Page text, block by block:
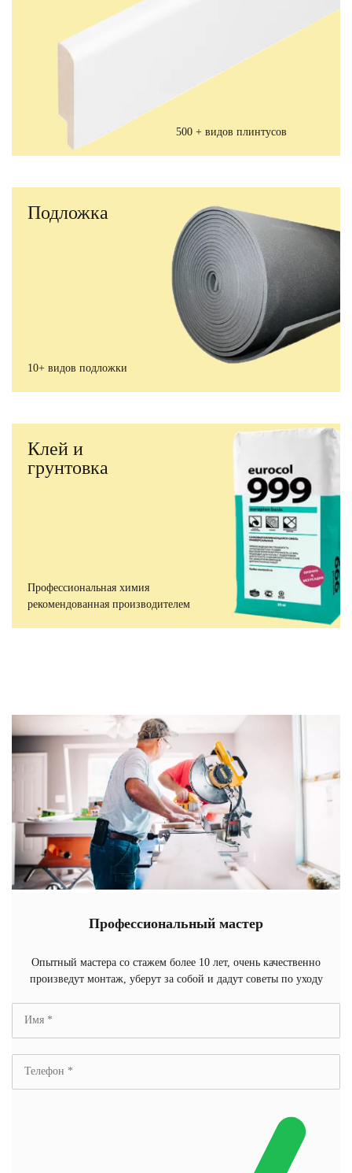
500 + видов плинтусов
Подложка
10+ видов подложки
Клей и
грунтовка
Профессиональная химия
рекомендованная производителем
Профессиональный мастер
Опытный мастера со стажем более 10 лет, очень качественно
произведут монтаж, уберут за собой и дадут советы по уходу